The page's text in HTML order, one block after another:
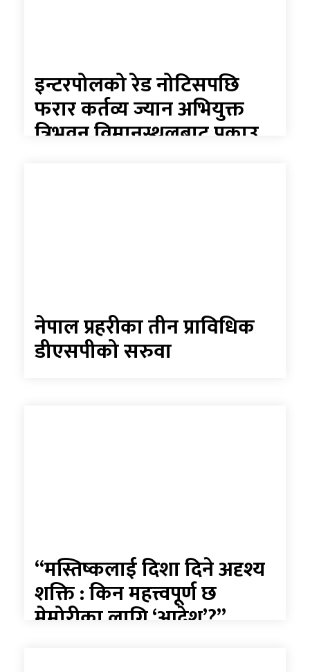
इन्टरपोलको रेड नोटिसपछि
फरार कर्तव्य ज्यान अभियुक्त
त्रिभुवन विमानस्थलबाट पक्राउ
नेपाल प्रहरीका तीन प्राविधिक
डीएसपीको सरुवा
“मस्तिष्कलाई दिशा दिने अदृश्य
शक्ति : किन महत्त्वपूर्ण छ
मेमोरीका लागि ‘आदेश’?”